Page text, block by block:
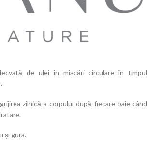
de ulei în mișcări circulare în timpul
zilnică a corpului după fiecare baie când
și gura.